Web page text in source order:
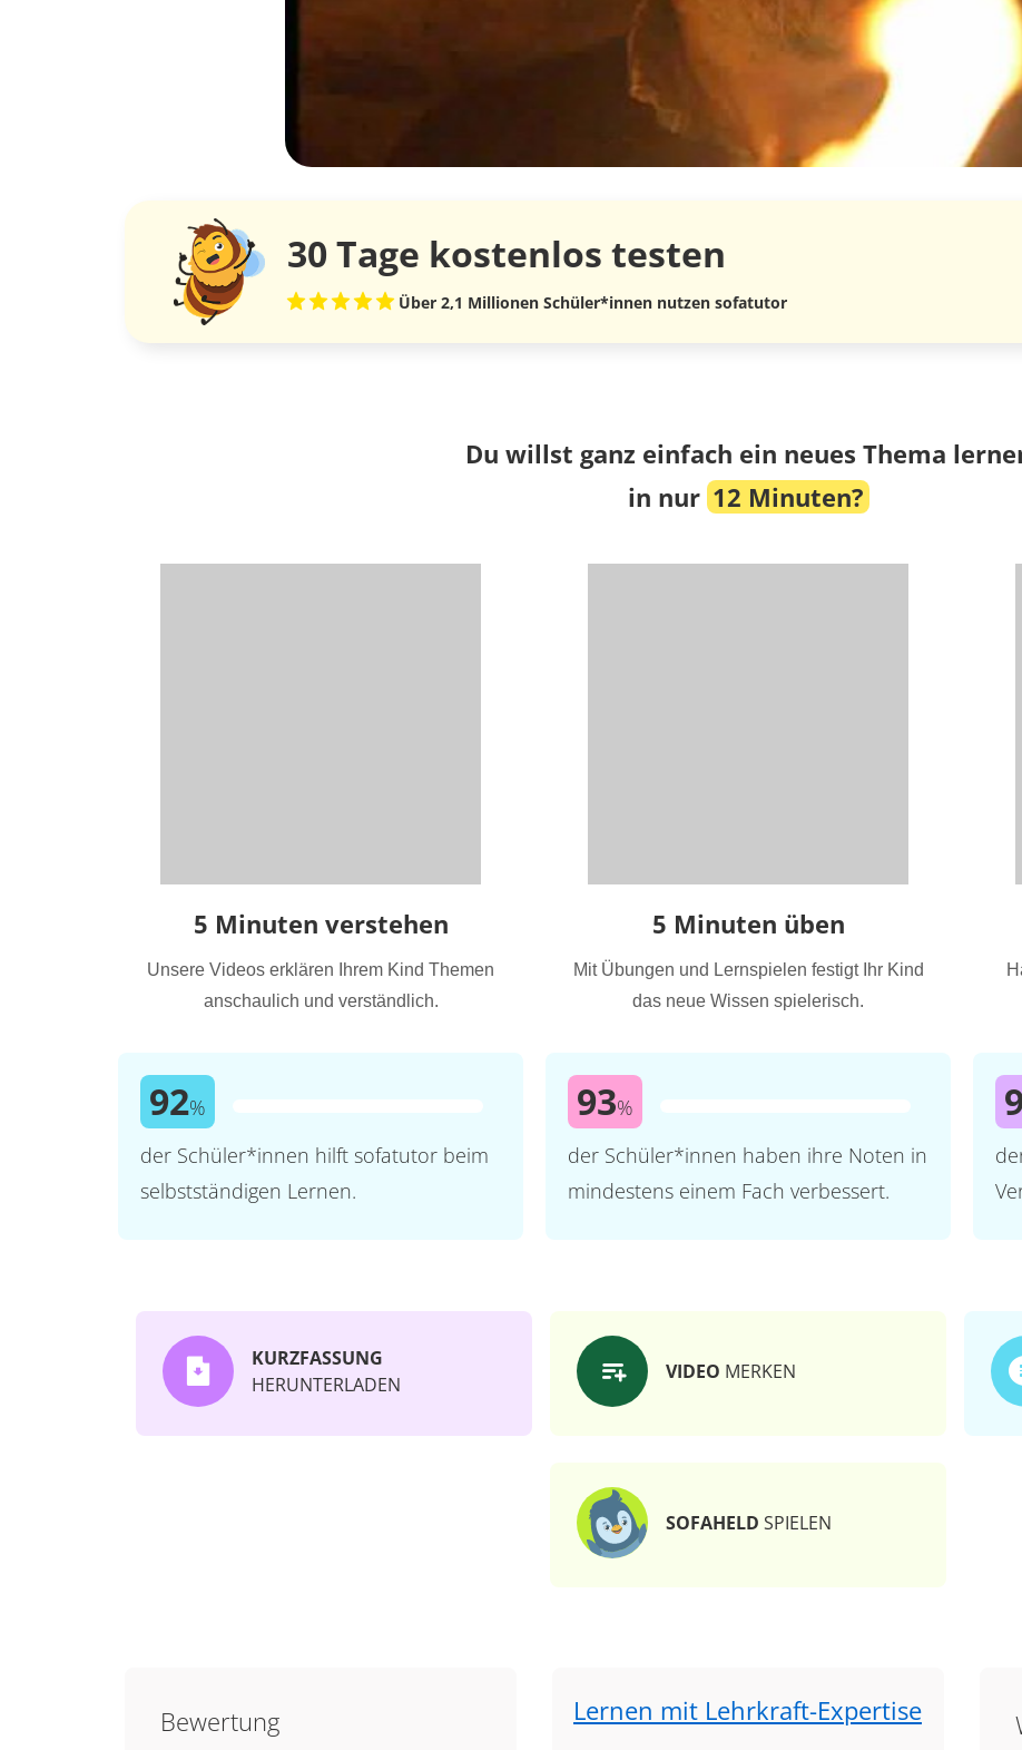
30 Tage kostenlos testen
Über 2,1 Millionen Schüler*innen nutzen sofatutor
Du willst ganz einfach ein neues Thema
in nur 12 Minuten?
5 Minuten verstehen
Unsere Videos erklären Ihrem Kind Themen
anschaulich und verständlich.
92%
der Schüler*innen hilft sofatutor beim
selbstständigen Lernen.
5 Minuten üben
Mit Übungen und Lernspielen festigt Ihr Kind
das neue Wissen spielerisch.
93%
der Schüler*innen haben ihre Noten in
mindestens einem Fach verbessert.
KURZFASSUNG
HERUNTERLADEN
VIDEO MERKEN
SOFAHELD SPIELEN
Bewertung Lernen mit Lehrkraft-Expertise